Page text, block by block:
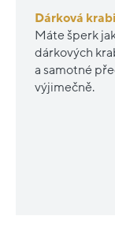
Dárková
Máte šperk
dárkových
a samotné
výjimečně.